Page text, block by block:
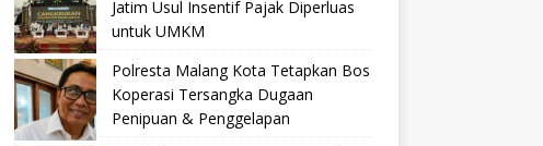
Jatim Usul Insentif Pajak Diperluas
untuk UMKM
Polresta Malang Kota Tetapkan Bos
Koperasi Tersangka Dugaan
Penipuan & Penggelapan